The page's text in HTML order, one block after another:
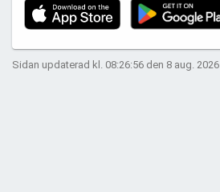
Sidan updaterad kl. 08:26:56 den 8 aug. 2026